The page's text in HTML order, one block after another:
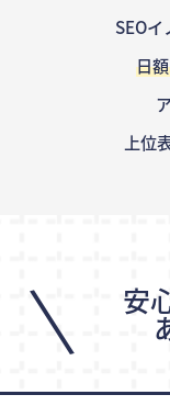
SEOイ
日
上位
\ 安